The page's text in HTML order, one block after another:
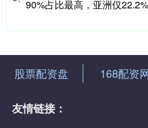
90%占比最高，亚洲仅22.2%
股票配资盘 168配资
友情链接：